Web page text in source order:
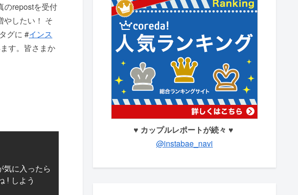
repostを受付
したい！ そ
グに #インス
す。 皆さまか
気に入ったら
! しよう
♥ カップルレポートが続々 ♥
@instabae_navi